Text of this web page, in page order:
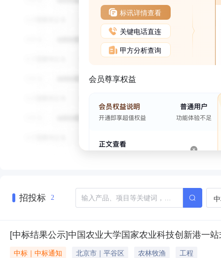
标讯详情查看
关键电话直连
甲方分析查询
会员尊享权益
招投标 2
[中标结果公示]中国农业大学国家农业科技创新港一
中标｜中标通知 北京市｜平谷区 农林牧渔
工程